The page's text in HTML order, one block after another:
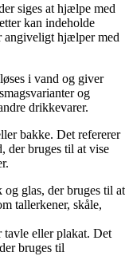
siges at hjælpe med
kan indeholde
angiveligt hjælper med
i vand og giver
og
drikkevarer.
bakke. Det refererer
der bruges til at vise
glas, der bruges til at
tallerkener, skåle,
tavle eller plakat. Det
bruges til